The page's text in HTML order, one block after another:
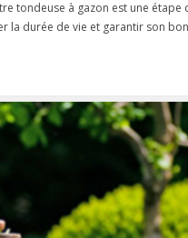
tondeuse à gazon est une étape
la durée de vie et garantir son